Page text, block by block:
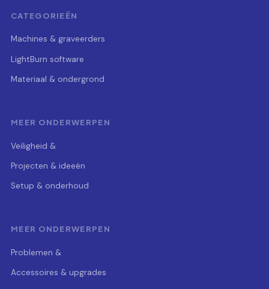
CATEGORIEËN
Machines & graveerders
LightBurn software
Materiaal & ondergrond
MEER ONDERWERPEN
Veiligheid &
Projecten & ideeën
Setup & onderhoud
MEER ONDERWERPEN
Problemen &
Accessoires & upgrades